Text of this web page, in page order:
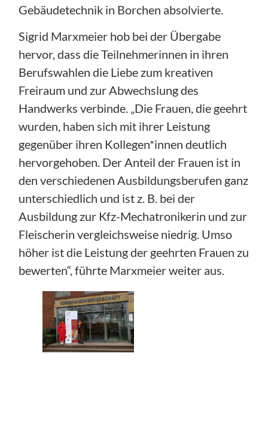
Gebäudetechnik in Borchen absolvierte.
Sigrid Marxmeier hob bei der Übergabe
hervor, dass die Teilnehmerinnen in ihren
Berufswahlen die Liebe zum kreativen
Freiraum und zur Abwechslung des
Handwerks verbinde. „Die Frauen, die geehrt
wurden, haben sich mit ihrer Leistung
gegenüber ihren Kollegen*innen deutlich
hervorgehoben. Der Anteil der Frauen ist in
den verschiedenen Ausbildungsberufen ganz
unterschiedlich und ist z. B. bei der
Ausbildung zur Kfz-Mechatronikerin und zur
Fleischerin vergleichsweise niedrig. Umso
höher ist die Leistung der geehrten Frauen zu
bewerten“, führte Marxmeier weiter aus.